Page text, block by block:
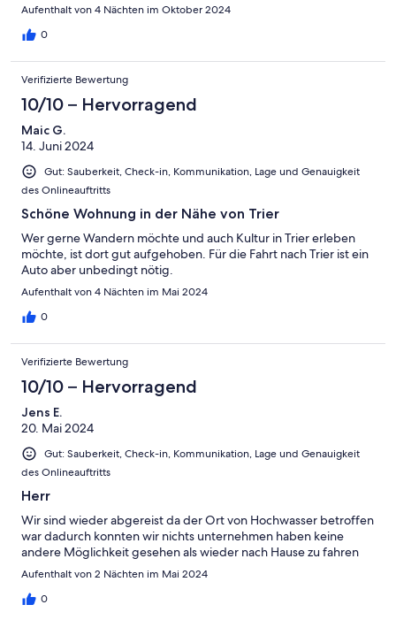
Aufenthalt von 4 Nächten im Oktober 2024
0
Verifizierte Bewertung
10/10 – Hervorragend
Maic G.
14. Juni 2024
Gut: Sauberkeit, Check-in, Kommunikation, Lage und Genauigkeit
des Onlineauftritts
Schöne Wohnung in der Nähe von Trier
Wer gerne Wandern möchte und auch Kultur in Trier erleben
möchte, ist dort gut aufgehoben. Für die Fahrt nach Trier ist ein
Auto aber unbedingt nötig.
Aufenthalt von 4 Nächten im Mai 2024
0
Verifizierte Bewertung
10/10 – Hervorragend
Jens E.
20. Mai 2024
Gut: Sauberkeit, Check-in, Kommunikation, Lage und Genauigkeit
des Onlineauftritts
Herr
Wir sind wieder abgereist da der Ort von Hochwasser betroffen
war dadurch konnten wir nichts unternehmen haben keine
andere Möglichkeit gesehen als wieder nach Hause zu fahren
Aufenthalt von 2 Nächten im Mai 2024
0